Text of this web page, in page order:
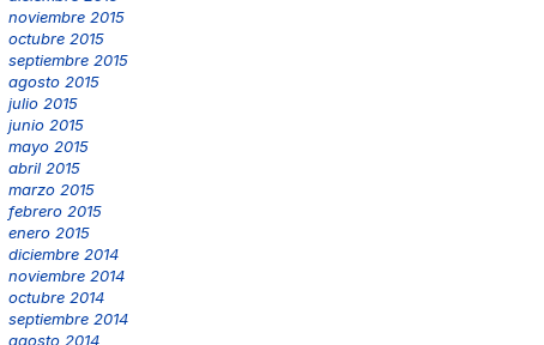
noviembre 2015
octubre 2015
septiembre 2015
agosto 2015
julio 2015
junio 2015
mayo 2015
abril 2015
marzo 2015
febrero 2015
enero 2015
diciembre 2014
noviembre 2014
octubre 2014
septiembre 2014
agosto 2014